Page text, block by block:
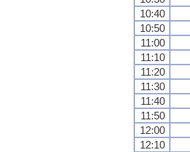
10:40
10:50
11:00
11:10
11:20
11:30
11:40
11:50
12:00
12:10